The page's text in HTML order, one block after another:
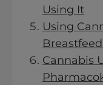
Using It
Using
Cannabis